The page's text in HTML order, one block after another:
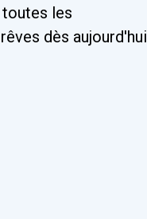
les
dès aujourd'hui